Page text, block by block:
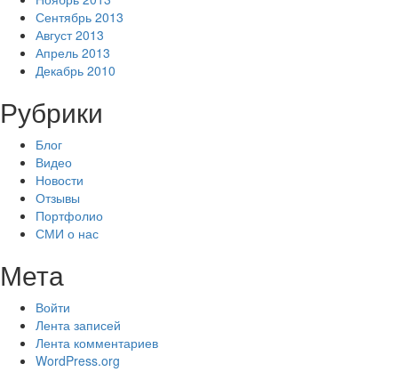
Сентябрь 2013
Август 2013
Апрель 2013
Декабрь 2010
Рубрики
Блог
Видео
Новости
Отзывы
Портфолио
СМИ о нас
Мета
Войти
Лента записей
Лента комментариев
WordPress.org